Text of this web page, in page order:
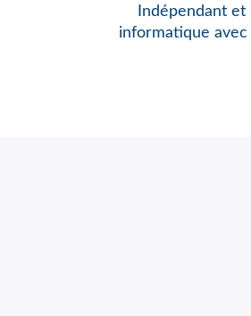
Indépendant
informatique